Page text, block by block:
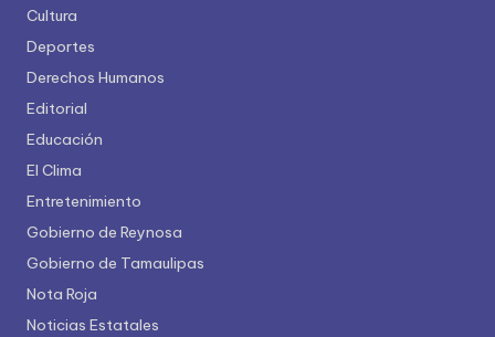
Cultura
Deportes
Derechos Humanos
Editorial
Educación
El Clima
Entretenimiento
Gobierno de Reynosa
Gobierno de Tamaulipas
Nota Roja
Noticias Estatales